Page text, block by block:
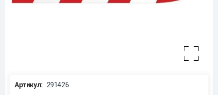
Артикул: 291426